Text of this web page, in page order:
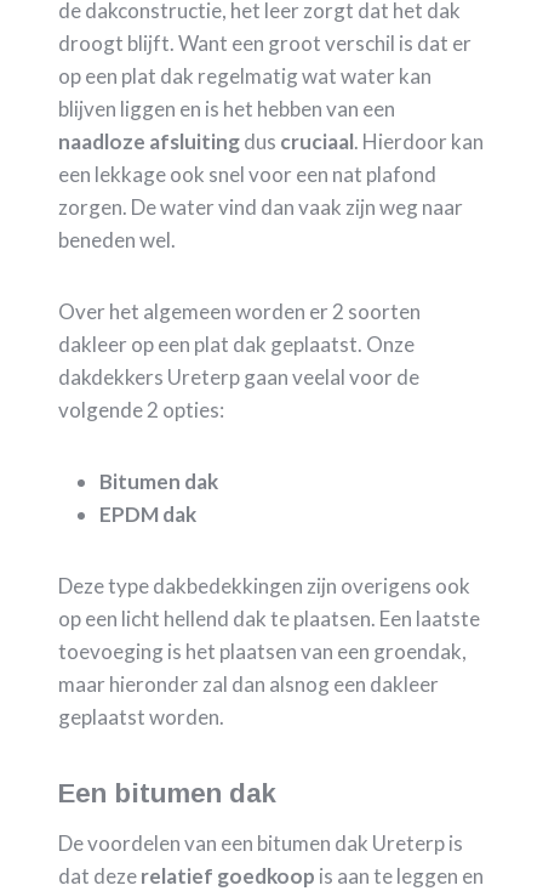
de dakconstructie, het leer zorgt dat het dak
droogt blijft. Want een groot verschil is dat er
op een plat dak regelmatig wat water kan
blijven liggen en is het hebben van een
naadloze afsluitingdus cruciaal. Hierdoor kan
een lekkage ook snel voor een nat plafond
zorgen. De water vind dan vaak zijn weg naar
beneden wel.
Over het algemeen worden er 2 soorten
dakleer op een plat dak geplaatst. Onze
dakdekkers Ureterp gaan veelal voor de
volgende 2 opties:
Bitumen dak
EPDM dak
Deze type dakbedekkingen zijn overigens ook
op een licht hellend dak te plaatsen. Een laatste
toevoeging is het plaatsen van een groendak,
maar hieronder zal dan alsnog een dakleer
geplaatst worden.
Een bitumen dak
De voordelen van een bitumen dak Ureterp is
dat dezerelatief goedkoop is aan te leggen en